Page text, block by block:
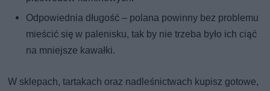
Odpowiednia długość – polana powinny bez problemu
mieścić się w palenisku, tak by nie trzeba było ich ciąć
na mniejsze kawałki.
W sklepach, tartakach oraz nadleśnictwach kupisz gotowe,